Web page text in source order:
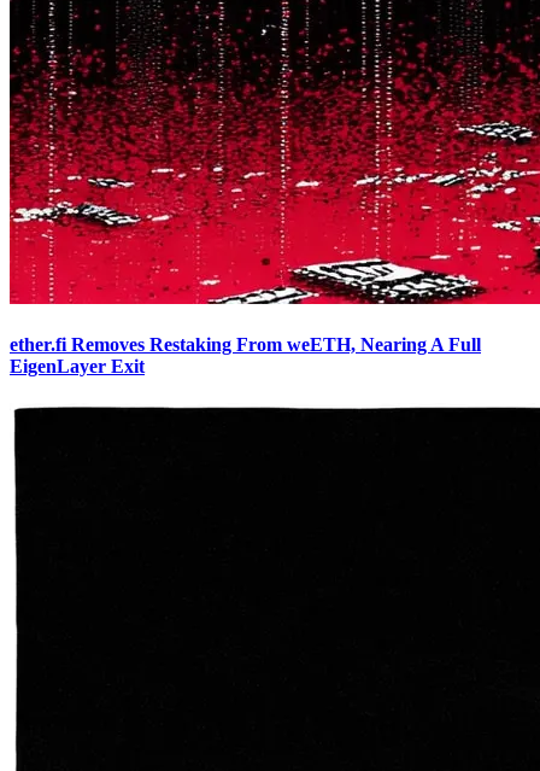
ether.fi Removes Restaking From weETH, Nearing A Full
EigenLayer Exit